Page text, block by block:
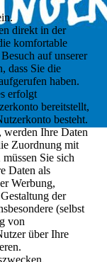
direkt in der
komfortable
auf unserer
dass Sie die
haben.
erfolgt
bereitstellt,
besteht.
werden Ihre Daten
Zuordnung mit
Sie sich
Daten als
Werbung,
der
(selbst
von
über Ihre